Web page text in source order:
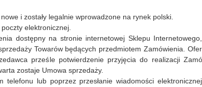
i zostały legalnie wprowadzone na rynek polski.
elektronicznej.
dostępny na stronie internetowej Sklepu
Towarów będących przedmiotem Zamówienia.
prześle potwierdzenie przyjęcia do realizacji
zostaje Umowa sprzedaży.
telefonu lub poprzez przesłanie wiadomości